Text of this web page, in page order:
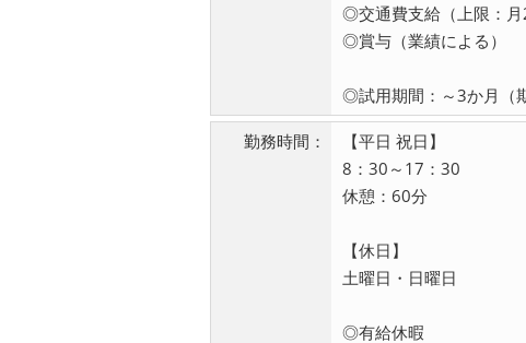
◎交通費支給（上限：月
◎賞与（業績による）
◎試用期間：～3か月（
勤務時間：
【平日 祝日】
8：30～17：30
休憩：60分
【休日】
土曜日・日曜日
◎有給休暇